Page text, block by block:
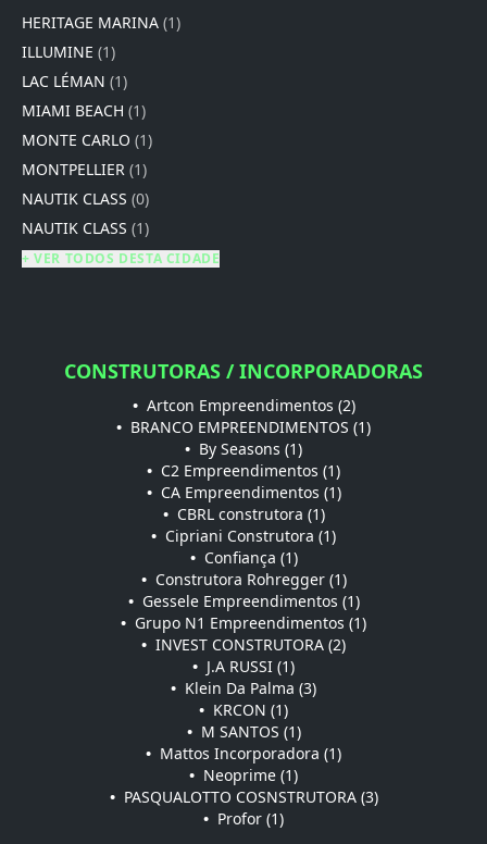
HERITAGE MARINA (1)
ILLUMINE (1)
LAC LÉMAN (1)
MIAMI BEACH (1)
MONTE CARLO (1)
MONTPELLIER (1)
NAUTIK CLASS (0)
NAUTIK CLASS (1)
+ VER TODOS DESTA CIDADE
CONSTRUTORAS / INCORPORADORAS
• Artcon Empreendimentos (2)
• BRANCO EMPREENDIMENTOS (1)
• By Seasons (1)
• C2 Empreendimentos (1)
• CA Empreendimentos (1)
• CBRL construtora (1)
• Cipriani Construtora (1)
• Confiança (1)
• Construtora Rohregger (1)
• Gessele Empreendimentos (1)
• Grupo N1 Empreendimentos (1)
• INVEST CONSTRUTORA (2)
• J.A RUSSI (1)
• Klein Da Palma (3)
• KRCON (1)
• M SANTOS (1)
• Mattos Incorporadora (1)
• Neoprime (1)
• PASQUALOTTO COSNSTRUTORA (3)
• Profor (1)